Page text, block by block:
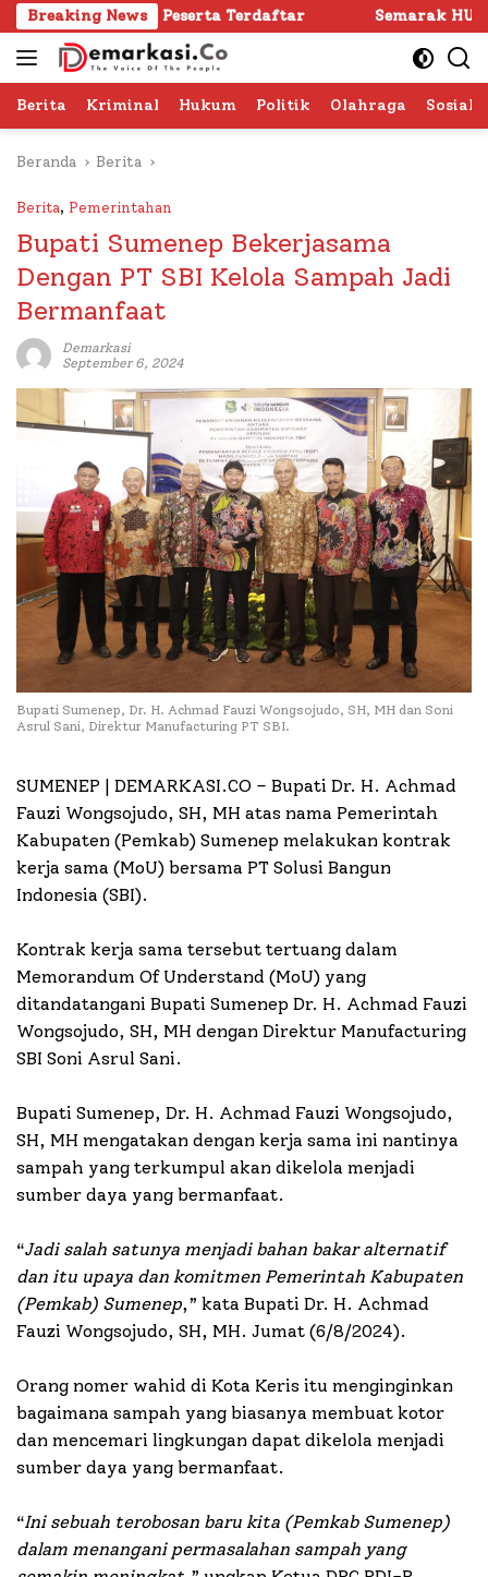
Langsung
ke
konten
Breaking News
1.024 Peserta Terdaftar Semarak HUT RI ke -81 di
Berita Kriminal Hukum Politik Olahraga Sosial
Beranda Berita
Berita, Pemerintahan
Bupati Sumenep Bekerjasama
Dengan PT SBI Kelola Sampah Jadi
Bermanfaat
Demarkasi
September 6, 2024
Bupati Sumenep, Dr. H. Achmad Fauzi Wongsojudo, SH, MH dan Soni
Asrul Sani, Direktur Manufacturing PT SBI.
SUMENEP | DEMARKASI.CO – Bupati Dr. H. Achmad
Fauzi Wongsojudo, SH, MH atas nama Pemerintah
Kabupaten (Pemkab) Sumenep melakukan kontrak
kerja sama (MoU) bersama PT Solusi Bangun
Indonesia (SBI).
Kontrak kerja sama tersebut tertuang dalam
Memorandum Of Understand (MoU) yang
ditandatangani Bupati Sumenep Dr. H. Achmad Fauzi
Wongsojudo, SH, MH dengan Direktur Manufacturing
SBI Soni Asrul Sani.
Bupati Sumenep, Dr. H. Achmad Fauzi Wongsojudo,
SH, MH mengatakan dengan kerja sama ini nantinya
sampah yang terkumpul akan dikelola menjadi
sumber daya yang bermanfaat.
“Jadi salah satunya menjadi bahan bakar alternatif
dan itu upaya dan komitmen Pemerintah Kabupaten
(Pemkab) Sumenep,” kata Bupati Dr. H. Achmad
Fauzi Wongsojudo, SH, MH. Jumat (6/8/2024).
Orang nomer wahid di Kota Keris itu menginginkan
bagaimana sampah yang biasanya membuat kotor
dan mencemari lingkungan dapat dikelola menjadi
sumber daya yang bermanfaat.
“Ini sebuah terobosan baru kita (Pemkab Sumenep)
dalam menangani permasalahan sampah yang